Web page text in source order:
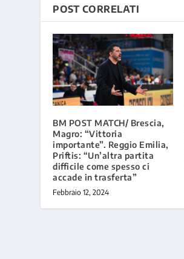
POST CORRELATI
BM POST MATCH/ Brescia,
Magro: “Vittoria
importante”. Reggio Emilia,
Priftis: “Un’altra partita
difficile come spesso ci
accade in trasferta”
Febbraio 12, 2024